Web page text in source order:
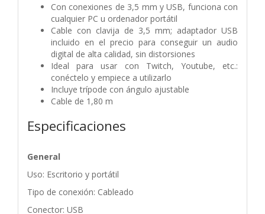
Con conexiones de 3,5 mm y USB, funciona con
cualquier PC u ordenador portátil
Cable con clavija de 3,5 mm; adaptador USB
incluido en el precio para conseguir un audio
digital de alta calidad, sin distorsiones
Ideal para usar con Twitch, Youtube, etc.:
conéctelo y empiece a utilizarlo
Incluye trípode con ángulo ajustable
Cable de 1,80 m
Especificaciones
General
Uso: Escritorio y portátil
Tipo de conexión: Cableado
Conector: USB